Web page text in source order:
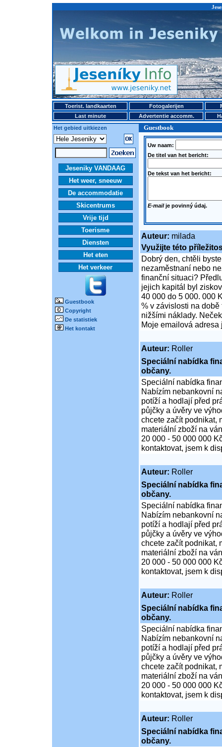
Toerist. landkaarten Fotogalerijen
Last minute
Advertentie accomm.
Het gebied uitkiezen
Guestbook
Jeseniky VANDAAG
Het weer, sneeuw
De accommodatie
Skicentrums
Vrije tijd
Toerisme
Diensten
Het eten
Het verkeer
Guestbook
Copyright
De statistiek
Het kontakt
Uw naam:
De titel van het bericht:
De tekst van het bericht:
E-mailje povinný údaj.
Auteur: milada
Využijte této
Dobrý den, chtěli
nezaměstnaní nebo
finanční situaci?
jejich kapitál byl
40 000 do 5 000. 000
% v závislosti na
nižšími náklady.
Moje emailová adresa
Auteur: Roller
Speciální nabídka
občany.
Speciální nabídka
Nabízím nebankovní
potíží a hodlají před
půjčky a úvěry ve
chcete začít podnikat,
materiální zboží na
20 000 - 50 000 000
kontaktovat, jsem k
Auteur: Roller
Speciální nabídka
občany.
Speciální nabídka
Nabízím nebankovní
potíží a hodlají před
půjčky a úvěry ve
chcete začít podnikat,
materiální zboží na
20 000 - 50 000 000
kontaktovat, jsem k
Auteur: Roller
Speciální nabídka
občany.
Speciální nabídka
Nabízím nebankovní
potíží a hodlají před
půjčky a úvěry ve
chcete začít podnikat,
materiální zboží na
20 000 - 50 000 000
kontaktovat, jsem k
Auteur: Roller
Speciální nabídka
občany.